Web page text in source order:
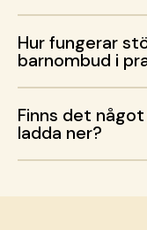
Hur fungerar
barnombud i
Finns det
ladda ner?